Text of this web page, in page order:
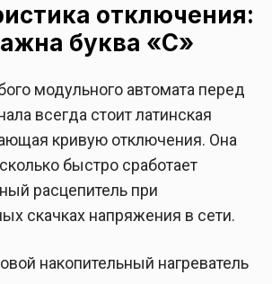
отключения:
буква «C»
модульного автомата перед
всегда стоит латинская
кривую отключения. Она
быстро сработает
расцепитель при
скачках напряжения в сети.
накопительный нагреватель